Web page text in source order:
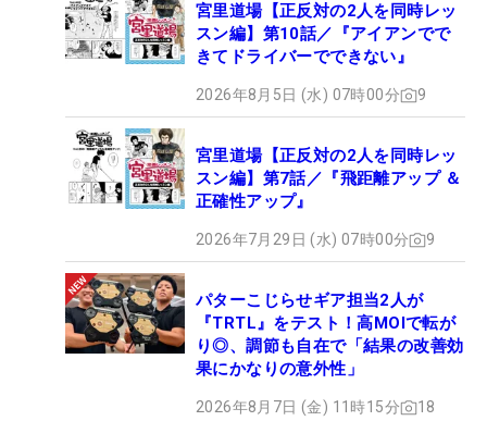
宮里道場【正反対の2人を同時レッ
スン編】第10話／『アイアンでで
きてドライバーでできない』
2026年8月5日 (水) 07時00分 9
宮里道場【正反対の2人を同時レッ
スン編】第7話／『飛距離アップ ＆
正確性アップ』
2026年7月29日 (水) 07時00分 9
パターこじらせギア担当2人が
『TRTL』をテスト！高MOIで転が
り◎、調節も自在で「結果の改善効
果にかなりの意外性」
2026年8月7日 (金) 11時15分 18